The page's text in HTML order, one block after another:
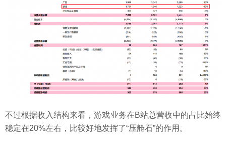
不过根据收入结构来看，游戏业务在B站总营收中的占比始终
稳定在20%左右，比较好地发挥了“压舱石”的作用。